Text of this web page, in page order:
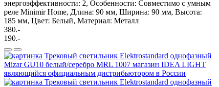
энергоэффективности: 2, Особенности: Cовместимо с умным
реле Minimir Home, Длина: 90 мм, Ширина: 90 мм, Высота:
185 мм, Цвет: Белый, Материал: Металл
380.-
190.-